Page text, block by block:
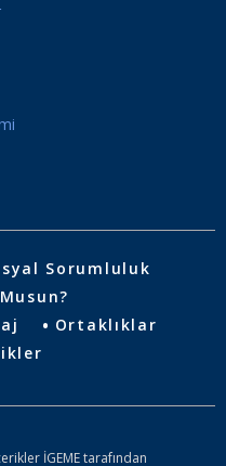
Sorumluluk
Ortaklıklar
İGEME tarafından